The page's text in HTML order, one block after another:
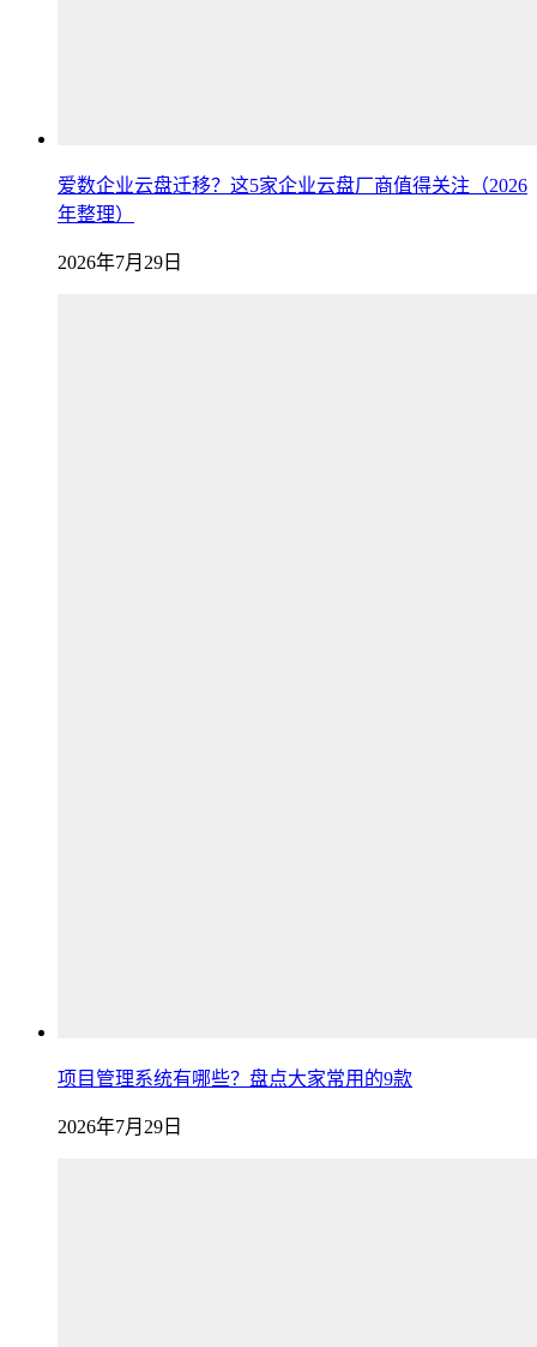
爱数企业云盘迁移？这5家企业云盘厂商值得关注（2026
年整理）
2026年7月29日
项目管理系统有哪些？盘点大家常用的9款
2026年7月29日